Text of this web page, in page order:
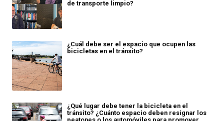
de transporte limpio?
¿Cuál debe ser el espacio que ocupen las
bicicletas en el tránsito?
¿Qué lugar debe tener la bicicleta en el
tránsito? ¿Cuánto espacio deben resignar los